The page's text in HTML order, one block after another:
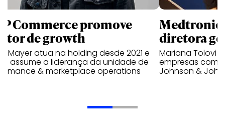
Commerce promove
de growth
Mayer atua na holding desde 2021 e
assume a liderança da unidade de
& marketplace operations
Medtronic
diretora
Mariana Tolovi
empresas
Johnson &